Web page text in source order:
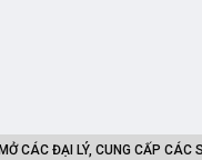
CÁC ĐẠI LÝ, CUNG CẤP CÁC